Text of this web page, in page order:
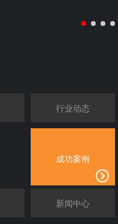
行业动态
成功案例
新闻中心